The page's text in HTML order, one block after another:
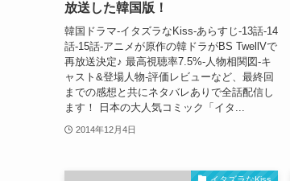
放送した韓国版！
韓国ドラマ-イタズラなKiss-あらすじ-13話-14
話-15話-アニメが原作の韓ドラがBS TwellVで
再放送決定♪ 最高視聴率7.5%-人物相関図-キ
ャスト&登場人物-評価レビューなど、最終回
までの感想と共にネタバレありで全話配信し
ます！ 日本の大人気コミック「イタ...
2014年12月4日